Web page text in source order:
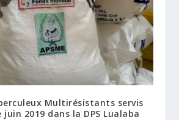
Multirésistants servis
2019 dans la DPS Lualaba